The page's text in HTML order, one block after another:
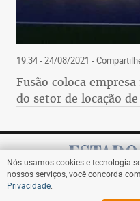
19:34 - 24/08/2021 -
Fusão coloca
do setor de locação
Nós usamos cookies e tecnologia
nossos serviços, você concorda
Privacidade